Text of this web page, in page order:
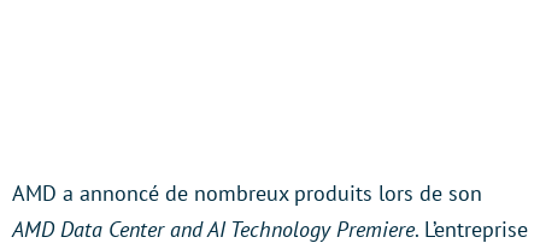
AMD a annoncé de nombreux produits lors de son
AMD Data Center and AI Technology Premiere. L’entreprise